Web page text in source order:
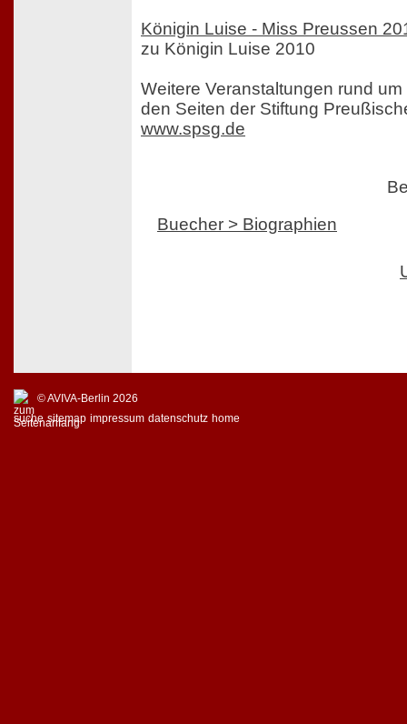
Königin Luise - Miss Preussen
zu Königin Luise 2010
Weitere Veranstaltungen rund
den Seiten der Stiftung
www.spsg.de
Buecher > Biographien
© AVIVA-Berlin 2026
suche sitemap impressum datenschutz home